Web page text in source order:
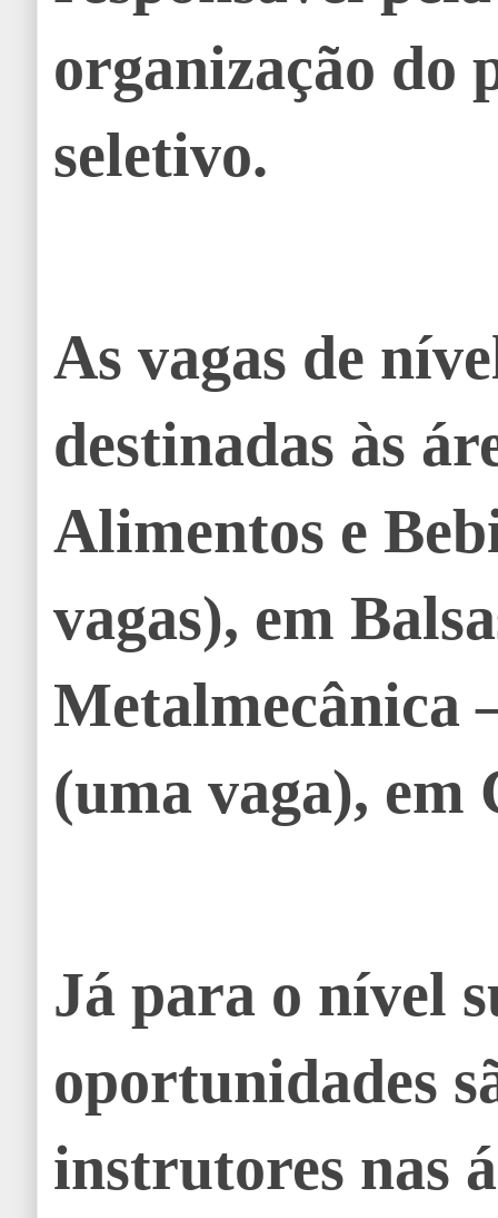
organização do
seletivo.
As vagas de
destinadas às
Alimentos e
vagas), em
Metalmecânica
(uma vaga), em
Já para o nível
oportunidades
instrutores nas